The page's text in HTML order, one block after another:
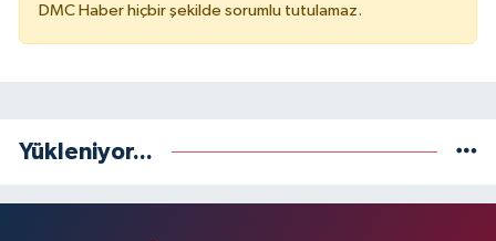
DMC Haber hiçbir şekilde sorumlu tutulamaz.
Yükleniyor...